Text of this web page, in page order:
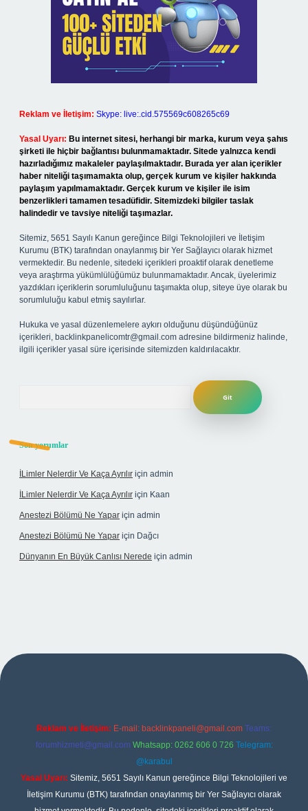
Reklam ve İletişim: Skype: live:.cid.575569c608265c69
Yasal Uyarı: Bu internet sitesi, herhangi bir marka, kurum veya şahıs
şirketi ile hiçbir bağlantısı bulunmamaktadır. Sitede yalnızca kendi
hazırladığımız makaleler paylaşılmaktadır. Burada yer alan içerikler
haber niteliği taşımamakta olup, gerçek kurum ve kişiler hakkında
paylaşım yapılmamaktadır. Gerçek kurum ve kişiler ile isim
benzerlikleri tamamen tesadüfidir. Sitemizdeki bilgiler taslak
halindedir ve tavsiye niteliği taşımazlar.
Sitemiz, 5651 Sayılı Kanun gereğince Bilgi Teknolojileri ve İletişim
Kurumu (BTK) tarafından onaylanmış bir Yer Sağlayıcı olarak hizmet
vermektedir. Bu nedenle, sitedeki içerikleri proaktif olarak denetleme
veya araştırma yükümlülüğümüz bulunmamaktadır. Ancak, üyelerimiz
yazdıkları içeriklerin sorumluluğunu taşımakta olup, siteye üye olarak bu
sorumluluğu kabul etmiş sayılırlar.
Hukuka ve yasal düzenlemelere aykırı olduğunu düşündüğünüz
içerikleri, backlinkpanelicomtr@gmail.com adresine bildirmeniz halinde,
ilgili içerikler yasal süre içerisinde sitemizden kaldırılacaktır.
Son yorumlar
İLimler Nelerdir Ve Kaça Ayrılır için admin
İLimler Nelerdir Ve Kaça Ayrılır için Kaan
Anestezi Bölümü Ne Yapar için admin
Anestezi Bölümü Ne Yapar için Dağcı
Dünyanın En Büyük Canlısı Nerede için admin
giriş
Reklam ve İletişim: E-mail: backlinkpaneli@gmail.com Teams:
forumhizmeti@gmail.com Whatsapp: 0262 606 0 726 Telegram:
@karabul
Yasal Uyarı: Sitemiz, 5651 Sayılı Kanun gereğince Bilgi Teknolojileri ve
İletişim Kurumu (BTK) tarafından onaylanmış bir Yer Sağlayıcı olarak